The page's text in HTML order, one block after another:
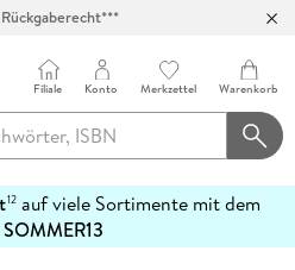
Filiale Konto Merkzettel Warenkorb
12auf viele Sortimente mit dem
SOMMER13